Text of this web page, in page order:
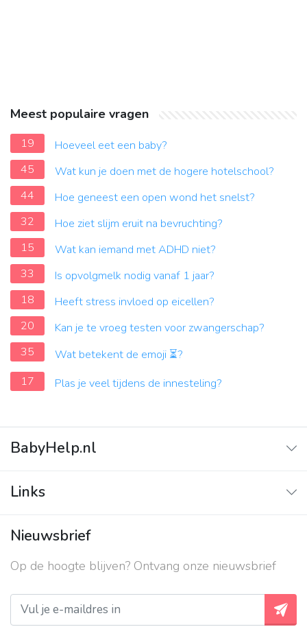
Meest populaire vragen
19
Hoeveel eet een baby?
45
Wat kun je doen met de hogere hotelschool?
44
Hoe geneest een open wond het snelst?
32
Hoe ziet slijm eruit na bevruchting?
15
Wat kan iemand met ADHD niet?
33
Is opvolgmelk nodig vanaf 1 jaar?
18
Heeft stress invloed op eicellen?
20
Kan je te vroeg testen voor zwangerschap?
35
Wat betekent de emoji ⏳?
17
Plas je veel tijdens de innesteling?
BabyHelp.nl
Vraag & Antwoord
Links
Contact
Over ons
Privacy beleid
Nieuwsbrief
Op de hoogte blijven? Ontvang onze nieuwsbrief